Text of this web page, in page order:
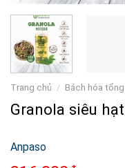
Trang chủ / Bách hóa
Granola siêu
Anpaso